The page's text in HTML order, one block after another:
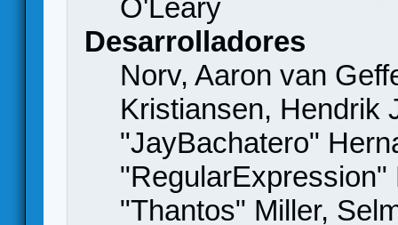
O'Leary
Desarrolladores
Norv, Aaron van
Kristiansen, Hendrik
"JayBachatero"
"Thantos" Miller,